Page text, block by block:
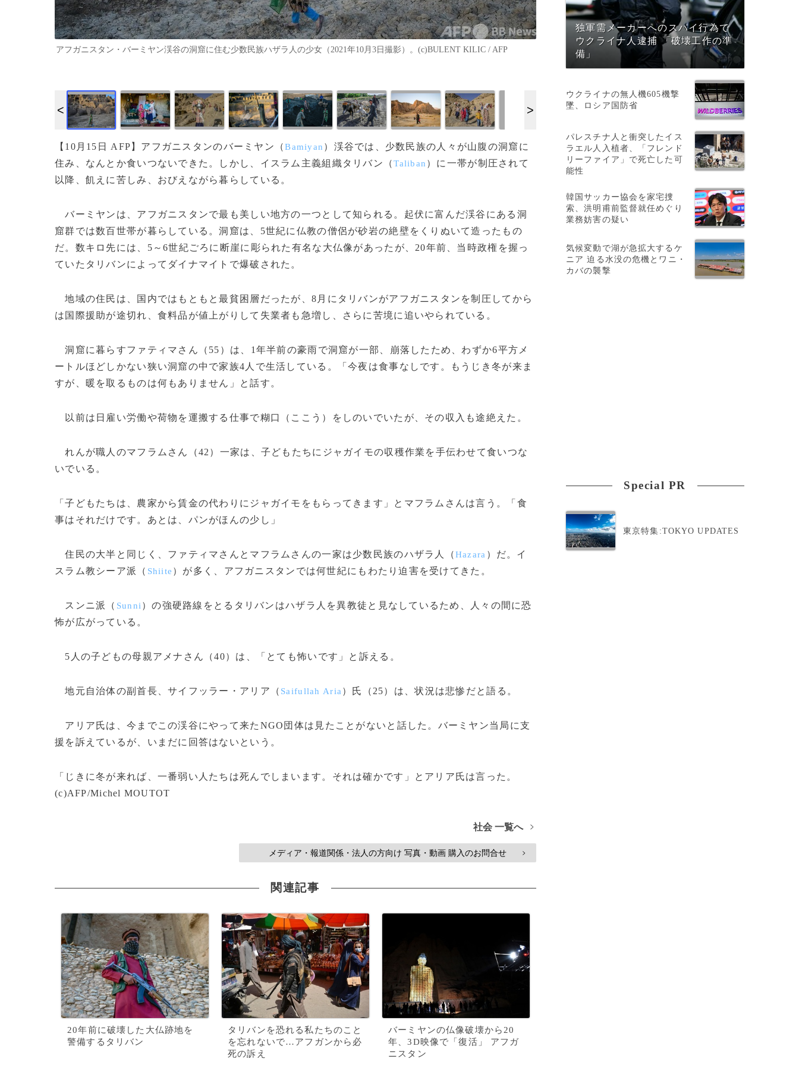
アフガニスタン・バーミヤン渓谷の洞窟に住む少数民族ハザラ人の少女（2021年10月3日撮影）。(c)BULENT KILIC / AFP
【10月15日 AFP】アフガニスタンのバーミヤン（Bamiyan ）渓谷では、少数民族の人々が山腹の洞窟に
住み、なんとか食いつないできた。しかし、イスラム主義組織タリバン（Taliban ）に一帯が制圧されて
以降、飢えに苦しみ、おびえながら暮らしている。
バーミヤンは、アフガニスタンで最も美しい地方の一つとして知られる。起伏に富んだ渓谷にある洞
窟群では数百世帯が暮らしている。洞窟は、5世紀に仏教の僧侶が砂岩の絶壁をくりぬいて造ったもの
だ。数キロ先には、5～6世紀ごろに断崖に彫られた有名な大仏像があったが、20年前、当時政権を握っ
ていたタリバンによってダイナマイトで爆破された。
地域の住民は、国内ではもともと最貧困層だったが、8月にタリバンがアフガニスタンを制圧してから
は国際援助が途切れ、食料品が値上がりして失業者も急増し、さらに苦境に追いやられている。
洞窟に暮らすファティマさん（55）は、1年半前の豪雨で洞窟が一部、崩落したため、わずか6平方メ
ートルほどしかない狭い洞窟の中で家族4人で生活している。「今夜は食事なしです。もうじき冬が来ま
すが、暖を取るものは何もありません」と話す。
以前は日雇い労働や荷物を運搬する仕事で糊口（ここう）をしのいでいたが、その収入も途絶えた。
れんが職人のマフラムさん（42）一家は、子どもたちにジャガイモの収穫作業を手伝わせて食いつな
いでいる。
「子どもたちは、農家から賃金の代わりにジャガイモをもらってきます」とマフラムさんは言う。「食
事はそれだけです。あとは、パンがほんの少し」
住民の大半と同じく、ファティマさんとマフラムさんの一家は少数民族のハザラ人（Hazara ）だ。イ
スラム教シーア派（ Shiite ）が多く、アフガニスタンでは何世紀にもわたり迫害を受けてきた。
スンニ派（ Sunni ）の強硬路線をとるタリバンはハザラ人を異教徒と見なしているため、人々の間に恐
怖が広がっている。
5人の子どもの母親アメナさん（40）は、「とても怖いです」と訴える。
地元自治体の副首長、サイフッラー・アリア（ Saifullah Aria ）氏（25）は、状況は悲惨だと語る。
アリア氏は、今までこの渓谷にやって来たNGO団体は見たことがないと話した。バーミヤン当局に支
援を訴えているが、いまだに回答はないという。
「じきに冬が来れば、一番弱い人たちは死んでしまいます。それは確かです」とアリア氏は言った。
(c)AFP/Michel MOUTOT
社会 一覧へ >
メディア・報道関係・法人の方向け 写真・動画 購入のお問合せ >
関連記事
20年前に破壊した大仏跡地を
警備するタリバン
タリバンを恐れる私たちのこと
を忘れないで…アフガンから必
死の訴え
バーミヤンの仏像破壊から20
年、3D映像で「復活」 アフガ
ニスタン
独軍需メーカーへのスパイ行為で
ウクライナ人逮捕 「破壊工作の準
備」
ウクライナの無人機605機撃
墜、ロシア国防省
パレスチナ人と衝突したイス
ラエル人入植者、「フレンド
リーファイア」で死亡した可
能性
韓国サッカー協会を家宅捜
索、洪明甫前監督就任めぐり
業務妨害の疑い
気候変動で湖が急拡大するケ
ニア 迫る水没の危機とワニ・
カバの襲撃
Special PR
東京特集:TOKYO UPDATES